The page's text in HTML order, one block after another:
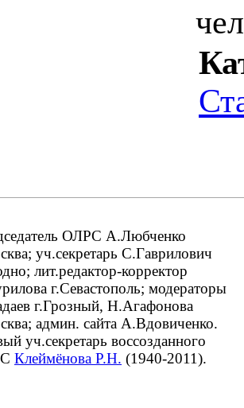
ОЛРС А.Любченко
уч.секретарь С.Гаврилович
лит.редактор-корректор
г.Севастополь; модераторы
г.Грозный, Н.Агафонова
админ. сайта А.Вдовиченко.
уч.секретарь воссозданного
Клеймёнова Р.Н. (1940-2011).